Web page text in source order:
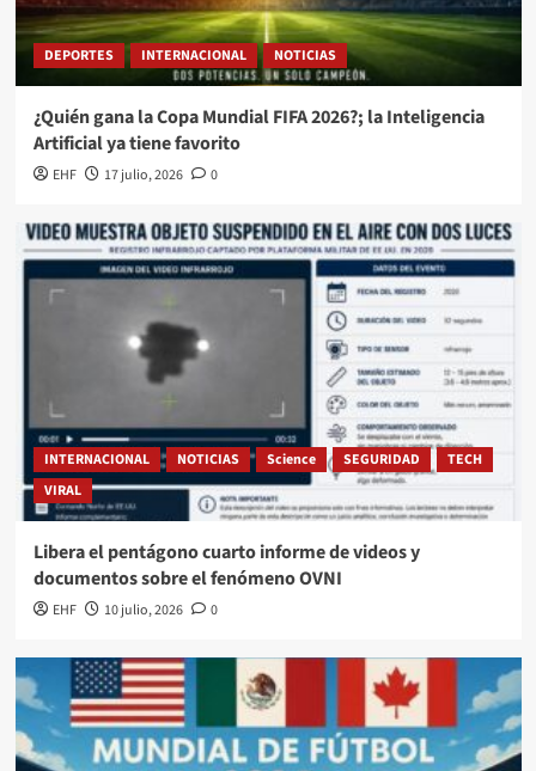
DEPORTES INTERNACIONAL NOTICIAS
¿Quién gana la Copa Mundial FIFA 2026?; la Inteligencia
Artificial ya tiene favorito
EHF 17 julio, 2026 0
INTERNACIONAL NOTICIAS Science SEGURIDAD
TECH
VIRAL
Libera el pentágono cuarto informe de videos y
documentos sobre el fenómeno OVNI
EHF 10 julio, 2026 0